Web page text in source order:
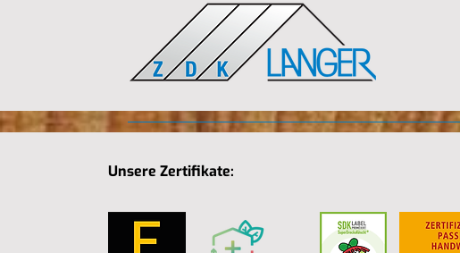
Unsere Zertifikate: